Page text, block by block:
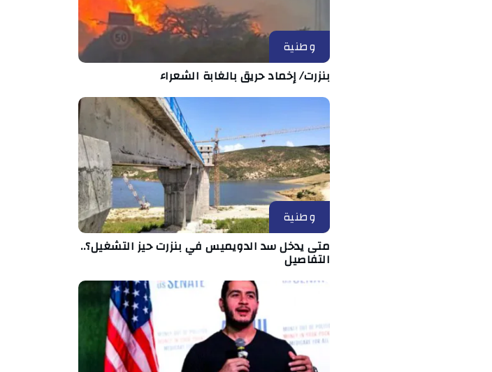
وطنية
بنزرت/ إخماد حريق بالغابة الشعراء
وطنية
متى يدخل سد الدويميس في بنزرت حيز التشغيل؟..
التفاصيل